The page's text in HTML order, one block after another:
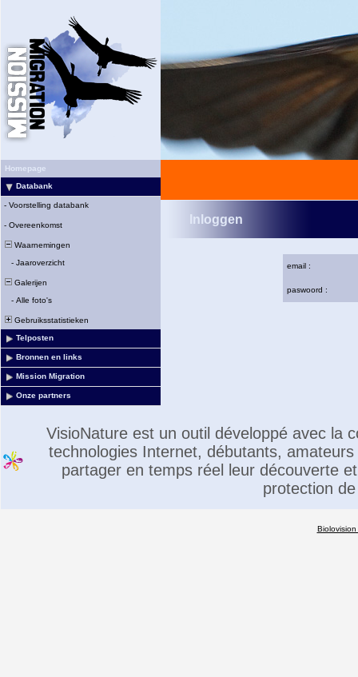
Homepage
Databank
- Voorstelling databank
- Overeenkomst
Waarnemingen
- Jaaroverzicht
Galerijen
- Alle foto's
Gebruiksstatistieken
Telposten
Bronnen en links
Mission Migration
Onze partners
Inloggen
email :
paswoord :
VisioNature est un outil développé avec la
technologies Internet, débutants,
partager en temps réel leur découverte
protection
Biolovision